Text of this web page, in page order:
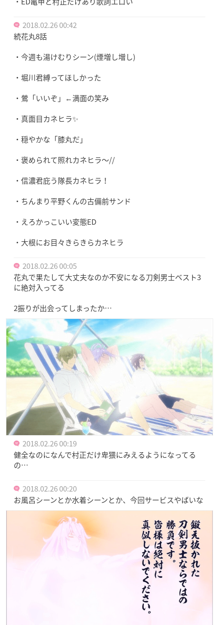
2018.02.26 00:42
続花丸8話
・今週も湯けむりシーン(煙増し増し)
・堀川君縛ってほしかった
・鶯「いいぞ」←満面の笑み
・真面目カネヒラ✨
・穏やかな「膝丸だ」
・褒められて照れカネヒラ〜//
・信濃君庇う隊長カネヒラ！
・ちんまり平野くんの古備前サンド
・えろかっこいい変態ED
・大根にお目々きらきらカネヒラ
2018.02.26 00:05
花丸で果たして大丈夫なのか不安になる刀剣男士ベスト3
に絶対入ってる
2振りが出会ってしまったか…
2018.02.26 00:19
健全なのになんで村正だけ卑猥にみえるようになってる
の…
2018.02.26 00:20
お風呂シーンとか水着シーンとか、今回サービスやばいな